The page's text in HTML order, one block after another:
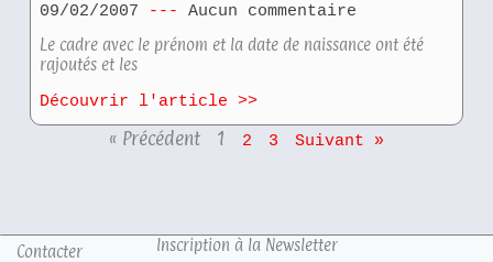
09/02/2007
Aucun commentaire
Le cadre avec le prénom et la date de naissance ont été
rajoutés et les
Découvrir l'article >>
« Précédent 1 2 3 Suivant »
Contacter
Inscription à la Newsletter